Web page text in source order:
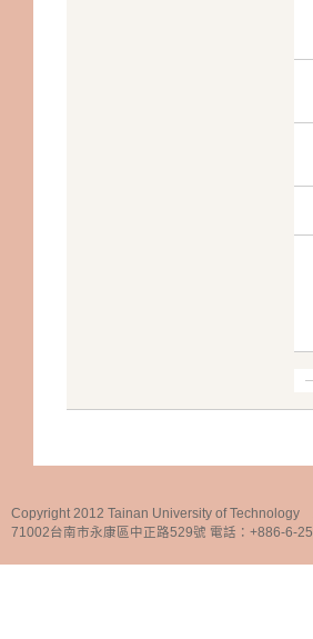
Copyright 2012 Tainan University of Technology
71002台南市永康區中正路529號 電話：+886-6-